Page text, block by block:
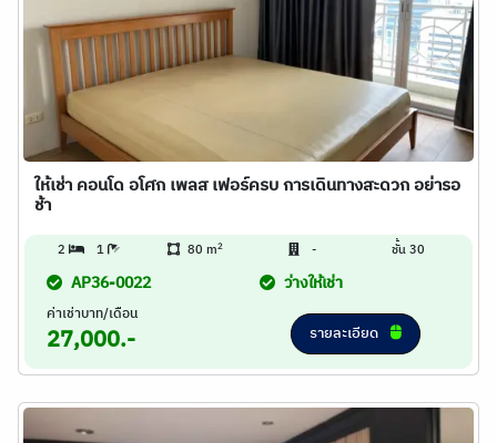
ให้เช่า คอนโด อโศก เพลส เฟอร์ครบ การเดินทางสะดวก อย่ารอ
ช้า
2 1 80 m2 - ชั้น 30
AP36-0022 ว่างให้เช่า
ค่าเช่าบาท/เดือน
27,000.- รายละเอียด